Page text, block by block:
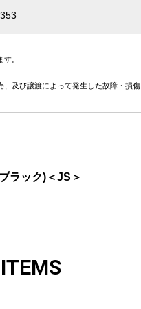
。
及び譲渡によって発生した故障・損
ラック)＜JS＞